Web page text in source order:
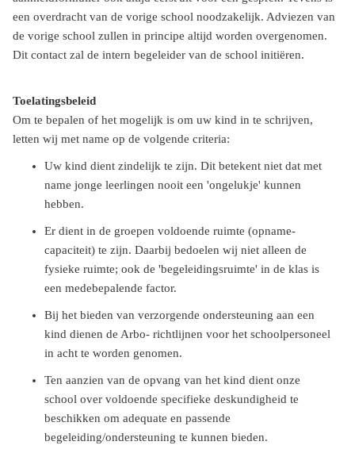
een overdracht van de vorige school noodzakelijk. Adviezen van
de vorige school zullen in principe altijd worden overgenomen.
Dit contact zal de intern begeleider van de school initiëren.
Toelatingsbeleid
Om te bepalen of het mogelijk is om uw kind in te schrijven,
letten wij met name op de volgende criteria:
Uw kind dient zindelijk te zijn. Dit betekent niet dat met
name jonge leerlingen nooit een 'ongelukje' kunnen
hebben.
Er dient in de groepen voldoende ruimte (opname-
capaciteit) te zijn. Daarbij bedoelen wij niet alleen de
fysieke ruimte; ook de 'begeleidingsruimte' in de klas is
een medebepalende factor.
Bij het bieden van verzorgende ondersteuning aan een
kind dienen de Arbo- richtlijnen voor het schoolpersoneel
in acht te worden genomen.
Ten aanzien van de opvang van het kind dient onze
school over voldoende specifieke deskundigheid te
beschikken om adequate en passende
begeleiding/ondersteuning te kunnen bieden.